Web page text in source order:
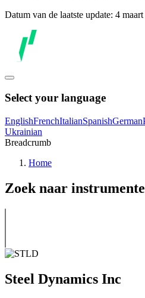
Datum van de laatste update: 4
Select your language
EnglishFrenchItalianSpanishGerman
Ukrainian
Breadcrumb
Home
Zoek naar
Steel Dynamics Inc